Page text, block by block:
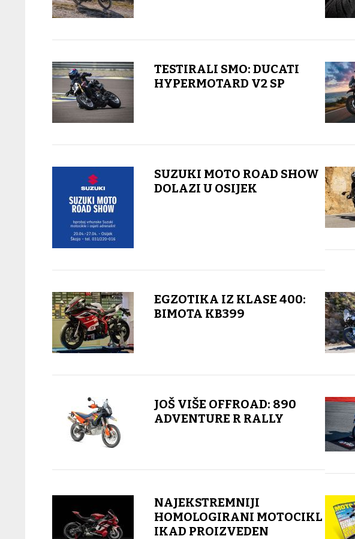
TESTIRALI SMO: DUCATI
HYPERMOTARD V2 SP
SUZUKI MOTO ROAD SHOW
DOLAZI U OSIJEK
EGZOTIKA IZ KLASE 400:
BIMOTA KB399
JOŠ VIŠE OFFROAD: 890
ADVENTURE R RALLY
NAJEKSTREMNIJI
HOMOLOGIRANI MOTOCIKL
IKAD PROIZVEDEN